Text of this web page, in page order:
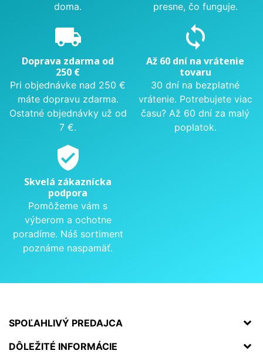
doma.
presne, čo funguje.
local_shipping
Doprava zdarma od
250 €
Pri objednávke nad 250 €
máte dopravu zdarma.
Ostatné objednávky už od
7 €.
sync
Až 60 dní na vrátenie
tovaru
30 dní na bezplatné
vrátenie. Potrebujete viac
času? Až 60 dní za malý
poplatok.
verified_user
Skvelá zákaznícka
podpora
Pomôžeme vám s
výberom a ochotne
poradíme. Náš sortiment
poznáme naspamäť.
SPOĽAHLIVÝ PREDAJCA
DÔLEŽITÉ INFORMÁCIE